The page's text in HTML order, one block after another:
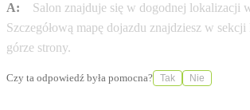
A:
Salon znajduje się w dogodnej lokalizacji
Szczegółową mapę dojazdu znajdziesz w
górze strony.
Czy ta odpowiedź była pomocna? Tak Nie